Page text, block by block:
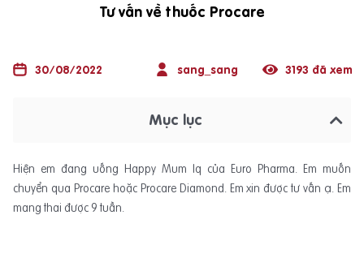
Tư vấn về thuốc Procare
30/08/2022 sang_sang 3193 đã xem
Mục lục
Hiện em đang uống Happy Mum Iq của Euro Pharma. Em muốn
chuyển qua Procare hoặc Procare Diamond. Em xin được tư vấn ạ. Em
mang thai được 9 tuần.